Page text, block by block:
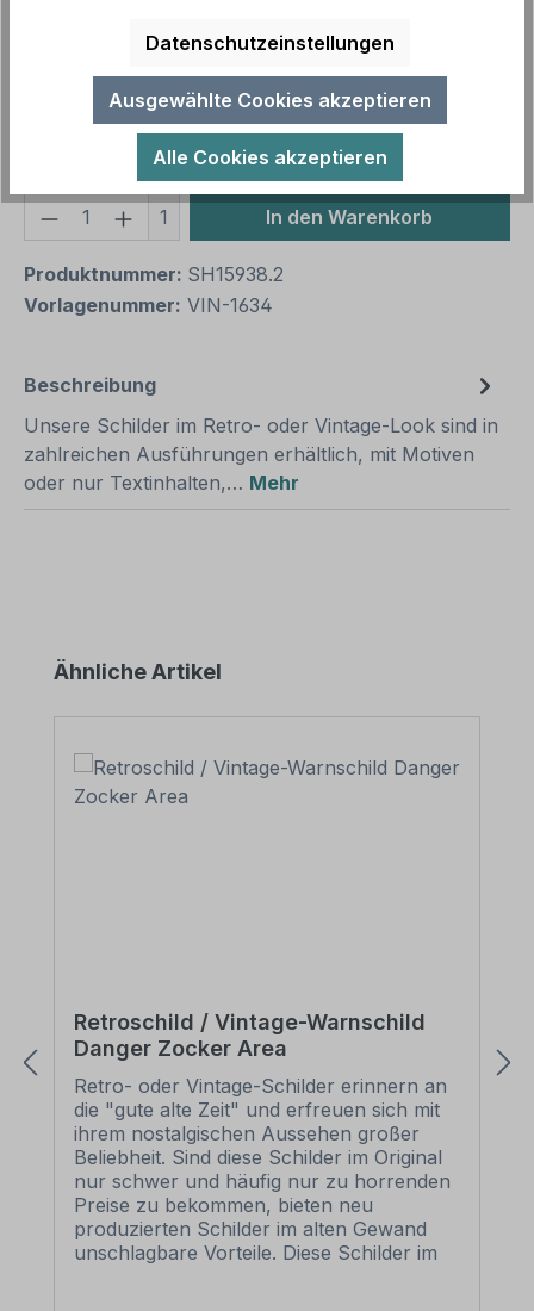
Gesamtpreis
Preise inkl. MwSt. zzgl. Versandkosten
Aufgrund von Neuberechnungen im Warenkorb sind
abweichende Endpreise möglich.
Produkt Anzahl: Gib den gewünschten
1 In den Warenkorb
Produktnummer: SH15938.2
Vorlagenummer: VIN-1634
Beschreibung
Unsere Schilder im Retro- oder Vintage-Look sind in
zahlreichen Ausführungen erhältlich, mit Motiven
oder nur Textinhalten,… Mehr
Produktgalerie überspringen
Ähnliche Artikel
Retroschild / Vintage-Warnschild
Danger Zocker Area
Retro- oder Vintage-Schilder erinnern an
die "gute alte Zeit" und erfreuen sich mit
ihrem nostalgischen Aussehen großer
Beliebheit. Sind diese Schilder im Original
nur schwer und häufig nur zu horrenden
Preise zu bekommen, bieten neu
produzierten Schilder im alten Gewand
unschlagbare Vorteile. Diese Schilder im
Datenschutzeinstellungen
Ausgewählte Cookies akzeptieren
Alle Cookies akzeptieren